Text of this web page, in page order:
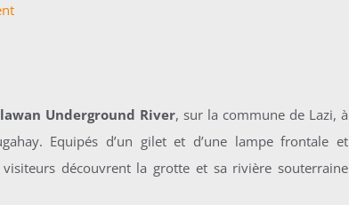
Underground River, sur la commune de Lazi, à
Equipés d’un gilet et d’une lampe frontale et
visiteurs découvrent la grotte et sa rivière souterraine